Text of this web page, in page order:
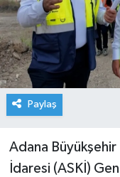
Paylaş
Adana
İdaresi (ASKİ)